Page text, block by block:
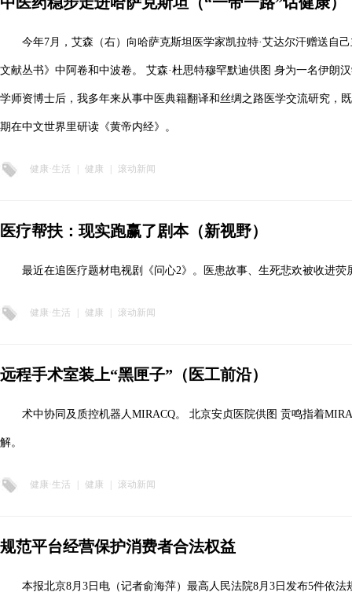
今年7月，艾森（右）向哈萨克斯坦医学家凯拉特·艾达尔汗赠送自
文献丛书》中阿卷和中波卷。 艾森·杜思特穆罕默迪供图 身为一名伊朗
学师资博士后，我多年来从事中医典籍翻译和丝绸之路医学交流研究，
期在中文世界里研读《黄帝内经》。
健康·生活 健康 滚动新闻
医疗帮扶：现实跑赢了剧本（新视野）
最近在追医疗题材电视剧《问心2》。医患故事、生死悲欢被收进荧
健康·生活 健康 滚动新闻
远程手术室装上“黑匣子”（医工前沿）
术中协同及质控机器人MIRACQ。 北京安贞医院供图 贡鸣指着
解。
健康·生活 健康 滚动新闻
规范平台经营保护消费者合法权益
本报北京8月3日电（记者俞海萍）最高人民法院8月3日发布5件依